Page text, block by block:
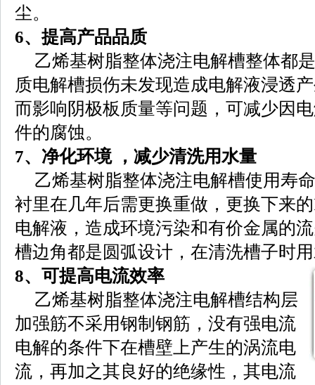
尘。
6、提高产品品质
乙烯基树脂整体浇注电解槽整体都
质电解槽损伤未发现造成电解液浸透
而影响阴极板质量等问题，可减少因
件的腐蚀。
7、净化环境 ，减少清洗用水量
乙烯基树脂整体浇注电解槽使用寿
衬里在几年后需更换重做，更换下来
电解液，造成环境污染和有价金属的
槽边角都是圆弧设计，在清洗槽子时
8、可提高电流效率
乙烯基树脂整体浇注电解槽结构层
加强筋不采用钢制钢筋，没有强电流
电解的条件下在槽壁上产生的涡流电
流，再加之其良好的绝缘性，其电流